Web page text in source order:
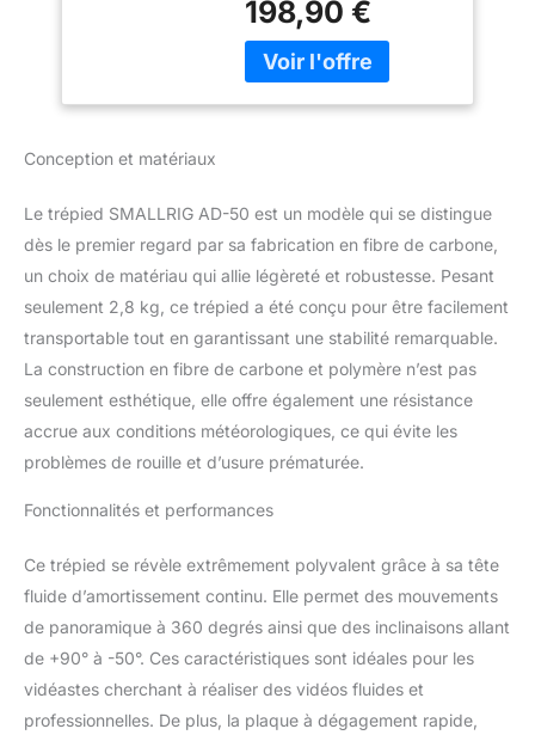
Photo avec Handle
Amovible, Plaque
QR, Lift Rope,
Charge Jusqu'à
la disposition 2-1-1 pour
fournir des performances
stables et plus légères
convient à la mobilité sur
site de la scène de
tournage vidéo.
trépied de l'appareil
photo est livré avec une
corde de levage rapide
centrale, en connectant
l'anneau de traction du
connecteur central et
l'anneau de traction du
pouvez rapidement
central. Verrouillage des
pieds du trépied via le
bouton, plage de hauteur
73 à 163 cm, longueur du
dossier de 79 cm. Tête
Fluide avec
198,90 €
Conception et matériaux
Le trépied SMALLRIG AD-50 est un modèle qui se distingue
dès le premier regard par sa fabrication en fibre de carbone,
un choix de matériau qui allie légèreté et robustesse. Pesant
seulement 2,8 kg, ce trépied a été conçu pour être facilement
transportable tout en garantissant une stabilité remarquable.
La construction en fibre de carbone et polymère n’est pas
seulement esthétique, elle offre également une résistance
accrue aux conditions météorologiques, ce qui évite les
problèmes de rouille et d’usure prématurée.
Fonctionnalités et performances
Ce trépied se révèle extrêmement polyvalent grâce à sa tête
fluide d’amortissement continu. Elle permet des mouvements
de panoramique à 360 degrés ainsi que des inclinaisons allant
de +90° à -50°. Ces caractéristiques sont idéales pour les
vidéastes cherchant à réaliser des vidéos fluides et
professionnelles. De plus, la plaque à dégagement rapide,